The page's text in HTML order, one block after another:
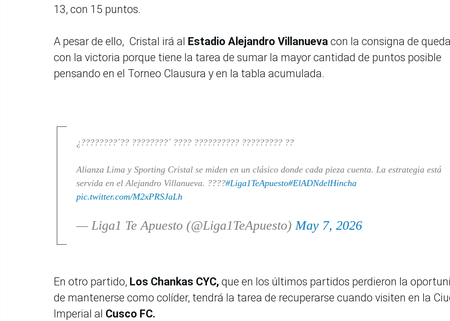
13, con 15 puntos.
A pesar de ello, Cristal irá al Estadio Alejandro Villanueva con la consigna de
con la victoria porque tiene la tarea de sumar la mayor cantidad de puntos posible
pensando en el Torneo Clausura y en la tabla acumulada.
¿????????´?? ????????´ ???? ?????????? ????????? ??
Alianza Lima y Sporting Cristal se miden en un clásico donde cada pieza cuenta. La estrategia está
servida en el Alejandro Villanueva. ????#Liga1TeApuesto#ElADNdelHincha
pic.twitter.com/M2xPRSJaLh
— Liga1 Te Apuesto (@Liga1TeApuesto)May 7, 2026
En otro partido, Los Chankas CYC, que en los últimos partidos perdieron la
de mantenerse como colíder, tendrá la tarea de recuperarse cuando visiten en la
Imperial al Cusco FC.